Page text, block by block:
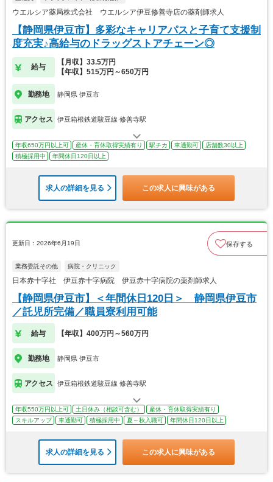
ウエルシア薬局株式会社 ウエルシア伊豆修善寺店の薬剤師求人
【静岡県伊豆市】多彩なキャリアパスと子育て支援制
度充実♪高給与のドラッグストアチェーン◎
給与
【月収】33.5万円
【年収】515万円～650万円
勤務地 静岡県 伊豆市
アクセス 伊豆箱根鉄道駿豆線 修善寺駅
年収650万円以上可 産休・育休取得実績有り 駅チカ 車通勤可
店舗数30以上
積極採用中
年間休日120日以上
求人の詳細を見る この求人に興味がある
更新日：2026年6月19日 保存する
業務委託その他 病院・クリニック
日本赤十字社 伊豆赤十字病院 伊豆赤十字病院の薬剤師求人
【静岡県伊豆市】＜年間休日120日＞ 静岡県伊豆市
／託児所完備／職員寮利用可能
給与 【年収】400万円～560万円
勤務地 静岡県 伊豆市
アクセス 伊豆箱根鉄道駿豆線 修善寺駅
年収550万円以上可 土日休み（相談可含む）
産休・育休取得実績有り
スキルアップ
車通勤可 積極採用中 夏～秋入職可 年間休日120日以上
求人の詳細を見る この求人に興味がある